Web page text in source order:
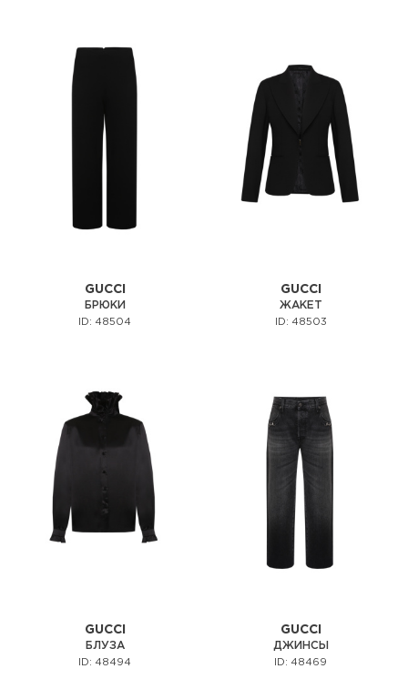
GUCCI
БРЮКИ
ID: 48504
GUCCI
ЖАКЕТ
ID: 48503
GUCCI
БЛУЗА
ID: 48494
GUCCI
ДЖИНСЫ
ID: 48469